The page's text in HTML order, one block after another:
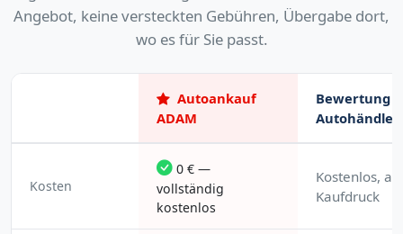
Angebot, keine versteckten Gebühren, Übergabe dort,
wo es für Sie passt.
Autoankauf
ADAM
Bewertung
Autohändler
Kosten
0 € —
vollständig
kostenlos
Kostenlos,
Kaufdruck